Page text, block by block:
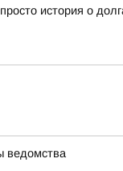
история о
ведомства